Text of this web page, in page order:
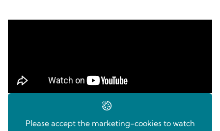
Please accept the marketing-cookies to watch